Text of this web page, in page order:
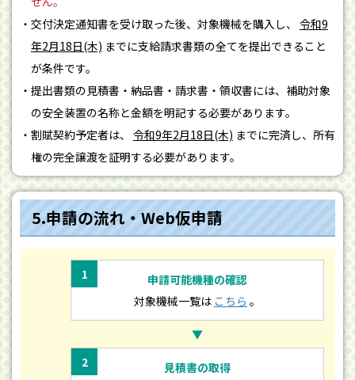
交付決定通知書を受け取った後、対象機械を購入し、 令和9
年2月18日(木) までに支給請求書類の全てを提出できること
が条件です。
提出書類の見積書・納品書・請求書・領収書には、補助対象
の安全装置の名称と金額を明記する必要があります。
割賦契約予定者は、 令和9年2月18日(木) までに完済し、所有
権の完全譲渡を証明する必要があります。
5.申請の流れ・Web仮申請
1
申請可能機種の確認
対象機械一覧は こちら 。
▼
2
見積書の取得